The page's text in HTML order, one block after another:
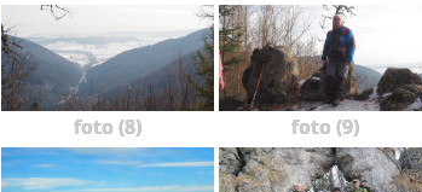
foto (8) foto (9)